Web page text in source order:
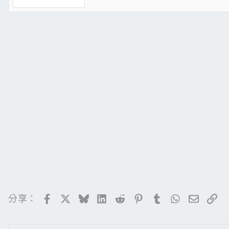
i7-3770k + Transcend DDR3 1333 4G*2 +
分享： FacebookBlueskyLinkedIn
RedditPinterestTumblrWhatsApp
電子郵件
連結